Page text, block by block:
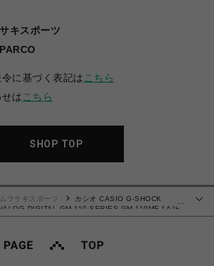
キスポーツ
に基づく表記は こちら
は こちら
SHOP TOP
ムラサキスポーツ
カシオ CASIO G-SHOCK
DIGITAL GM-110 SERIES GM-110MF-1AJF
【送料無料 北海道/沖縄/離島除く】